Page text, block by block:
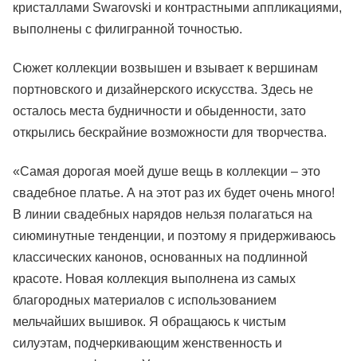
кристаллами Swarovski и контрастными аппликациями,
выполнены с филигранной точностью.
Сюжет коллекции возвышен и взывает к вершинам
портновского и дизайнерского искусства. Здесь не
осталось места будничности и обыденности, зато
открылись бескрайние возможности для творчества.
«Самая дорогая моей душе вещь в коллекции – это
свадебное платье. А на этот раз их будет очень много!
В линии свадебных нарядов нельзя полагаться на
сиюминутные тенденции, и поэтому я придерживаюсь
классических канонов, основанных на подлинной
красоте. Новая коллекция выполнена из самых
благородных материалов с использованием
мельчайших вышивок. Я обращаюсь к чистым
силуэтам, подчеркивающим женственность и